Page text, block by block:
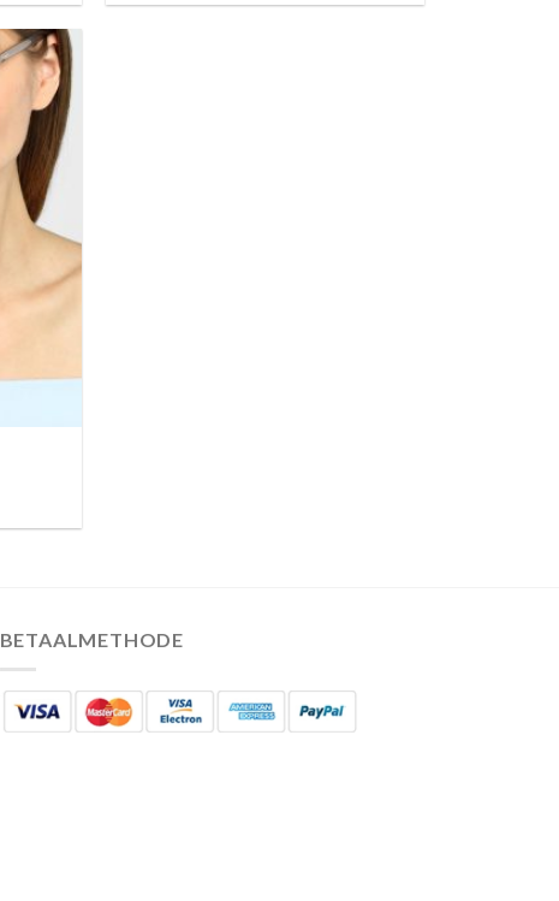
BETAALMETHODE